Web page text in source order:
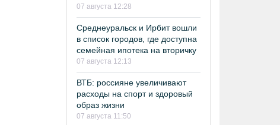
07 августа 12:28
Среднеуральск и Ирбит вошли
в список городов, где доступна
семейная ипотека на вторичку
07 августа 12:13
ВТБ: россияне увеличивают
расходы на спорт и здоровый
образ жизни
07 августа 11:50